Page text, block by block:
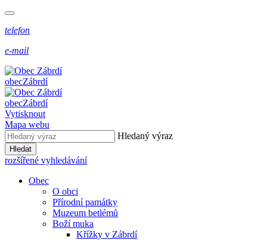
telefon
e-mail
obecZábrdí
obecZábrdí
Vytisknout
Mapa webu
Hledaný výraz
Hledat
rozšířené vyhledávání
Obec
O obci
Přírodní památky
Muzeum betlémů
Boží muka
Křížky v Zábrdí